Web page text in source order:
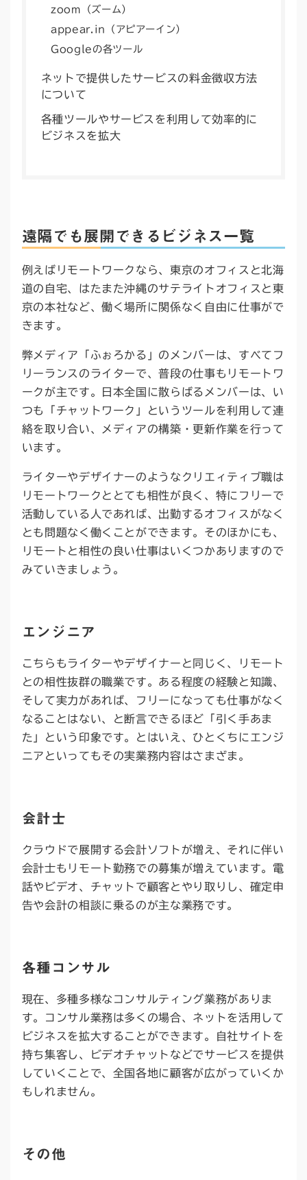
zoom（ズーム）
appear.in（アピアーイン）
Googleの各ツール
ネットで提供したサービスの料金徴収方法
について
各種ツールやサービスを利用して効率的に
ビジネスを拡大
遠隔でも展開できるビジネス一覧
例えばリモートワークなら、東京のオフィスと北海
道の自宅、はたまた沖縄のサテライトオフィスと東
京の本社など、働く場所に関係なく自由に仕事がで
きます。
弊メディア「ふぉろかる」のメンバーは、すべてフ
リーランスのライターで、普段の仕事もリモートワ
ークが主です。日本全国に散らばるメンバーは、い
つも「チャットワーク」というツールを利用して連
絡を取り合い、メディアの構築・更新作業を行って
います。
ライターやデザイナーのようなクリエィティブ職は
リモートワークととても相性が良く、特にフリーで
活動している人であれば、出勤するオフィスがなく
とも問題なく働くことができます。そのほかにも、
リモートと相性の良い仕事はいくつかありますので
みていきましょう。
エンジニア
こちらもライターやデザイナーと同じく、リモート
との相性抜群の職業です。ある程度の経験と知識、
そして実力があれば、フリーになっても仕事がなく
なることはない、と断言できるほど「引く手あま
た」という印象です。とはいえ、ひとくちにエンジ
ニアといってもその実業務内容はさまざま。
会計士
クラウドで展開する会計ソフトが増え、それに伴い
会計士もリモート勤務での募集が増えています。電
話やビデオ、チャットで顧客とやり取りし、確定申
告や会計の相談に乗るのが主な業務です。
各種コンサル
現在、多種多様なコンサルティング業務がありま
す。コンサル業務は多くの場合、ネットを活用して
ビジネスを拡大することができます。自社サイトを
持ち集客し、ビデオチャットなどでサービスを提供
していくことで、全国各地に顧客が広がっていくか
もしれません。
その他